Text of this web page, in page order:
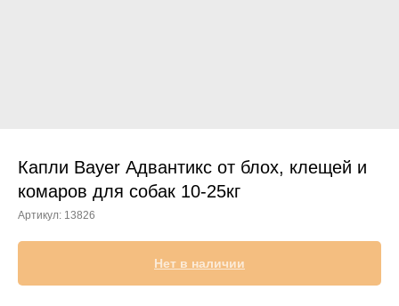
Лечение шиншилл
Капли Bayer Адвантикс от блох, клещей и
комаров для собак 10-25кг
Артикул: 13826
Нет в наличии